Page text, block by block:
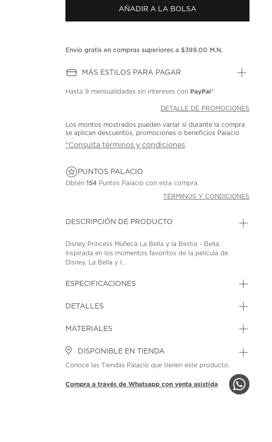
en
la
AÑADIR A LA BOLSA
Envío gratis en compras superiores a $399.00 M.N.
MÁS ESTILOS PARA PAGAR
Hasta9 mensualidades sin intereses con PayPal*
DETALLE DE PROMOCIONES
Los montos mostrados pueden variar si durante la compra
se aplican descuentos, promociones o beneficios Palacio
*Consulta términos y condiciones
PUNTOS PALACIO
Obtén154 Puntos Palacio con esta compra.
TÉRMINOS Y CONDICIONES
DESCRIPCIÓN DE PRODUCTO
Disney Princess Muñeca La Bella y la Bestia - Bella;
Inspirada en los momentos favoritos de la película de
Disney, La Bella y l...
ESPECIFICACIONES
DETALLES
MATERIALES
DISPONIBLE EN TIENDA
Conoce las Tiendas Palacio que tienen este producto.
Compra a través de Whatsapp con venta asistida